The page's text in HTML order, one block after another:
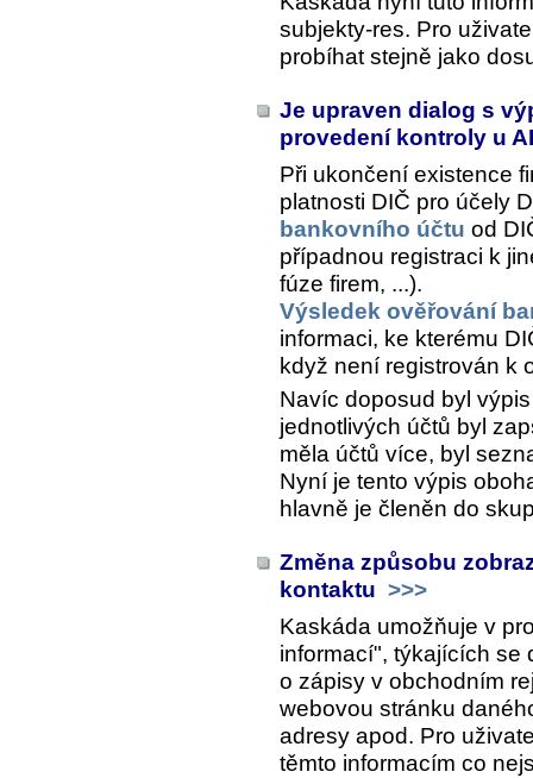
subjekty-res. Pro
probíhat stejně jako
Je upraven dialog s
provedení kontroly u
Při ukončení existence
platnosti DIČ pro účely
bankovního účtu od
případnou registraci k
fúze firem, ...).
Výsledek ověřování
informaci, ke kterému
když není registrován k
Navíc doposud byl
jednotlivých účtů byl
měla účtů více, byl
Nyní je tento výpis
hlavně je členěn do
Změna způsobu
kontaktu >>>
Kaskáda umožňuje v
informací", týkajících se
o zápisy v obchodním
webovou stránku
adresy apod. Pro
těmto informacím co